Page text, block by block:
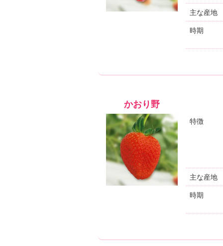
主な産地
時期
かおり野
特徴
主な産地
時期